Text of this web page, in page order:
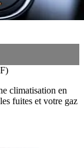
climatisation en
fuites et votre gaz